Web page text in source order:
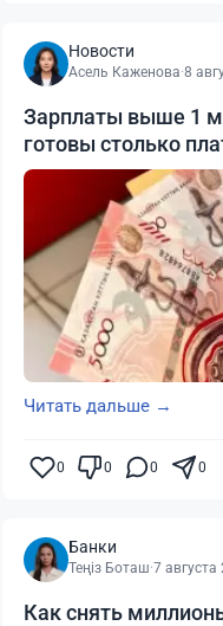
Новости
Асель Каженова·8
Зарплаты выше 1
готовы столько
Читать дальше →
0 0 0 0
Банки
Теңіз Боташ·7 августа
Как снять